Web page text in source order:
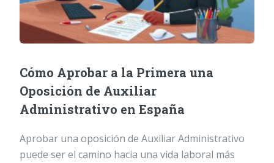
Cómo Aprobar a la Primera una
Oposición de Auxiliar
Administrativo en España
Aprobar una oposición de Auxiliar Administrativo
puede ser el camino hacia una vida laboral más